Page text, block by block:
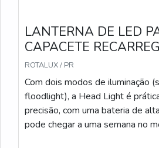
LANTERNA DE LED
CAPACETE
ROTALUX / PR
Com dois modos de iluminação
floodlight), a Head Light é
precisão, com uma bateria de
pode chegar a uma semana no